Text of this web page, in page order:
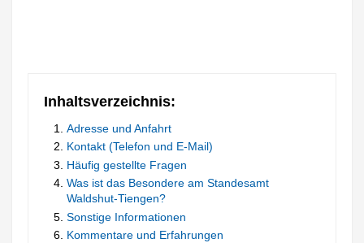
Inhaltsverzeichnis:
Adresse und Anfahrt
Kontakt (Telefon und E-Mail)
Häufig gestellte Fragen
Was ist das Besondere am Standesamt
Waldshut-Tiengen?
Sonstige Informationen
Kommentare und Erfahrungen